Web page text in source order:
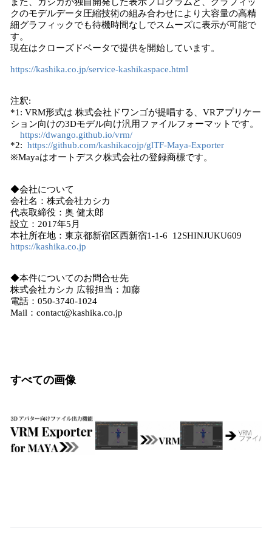
クのモデルデータ圧縮技術の組み合わせにより大容量の高精
細グラフィックでも待機時間なしでスムーズに表示が可能で
す。
現在はクローズドベータで提供を開始しています。
https://kashika.co.jp/service-kashikaspace.html
注釈:
*1: VRM形式は 株式会社ドワンゴが提唱する、VRアプリケー
ション向けの3Dモデル向け汎用ファイルフォーマットです。
https://dwango.github.io/vrm/
*2: https://github.com/kashikacojp/glTF-Maya-Exporter
※Mayaはオートデスク株式会社の登録商標です。
◆会社について
会社名：株式会社カシカ
代表取締役：奥 健太郎
設立：2017年5月
本社所在地：東京都新宿区西新宿1-1-6 12SHINJUKU609
https://kashika.co.jp
◆本件についてのお問合せ先
株式会社カシカ 広報担当：加藤
電話：050-3740-1024
Mail：contact@kashika.co.jp
すべての画像